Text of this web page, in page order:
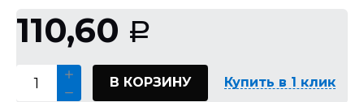
110,60 Р
В КОРЗИНУ Купить в 1 клик